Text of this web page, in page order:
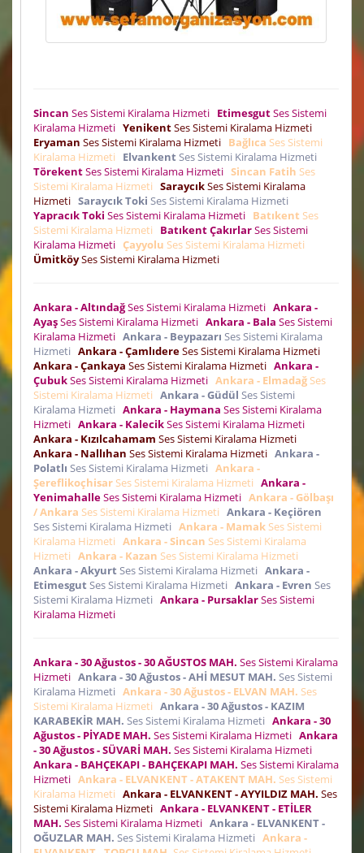
Sincan Ses Sistemi Kiralama Hizmeti EtimesgutSes Sistemi
Kiralama Hizmeti YenikentSes Sistemi Kiralama Hizmeti
Eryaman Ses Sistemi Kiralama Hizmeti Bağlıca Ses Sistemi
Kiralama Hizmeti
Elvankent Ses Sistemi Kiralama Hizmeti
TörekentSes Sistemi Kiralama Hizmeti Sincan Fatih Ses
Sistemi Kiralama Hizmeti SaraycıkSes Sistemi Kiralama
Hizmeti Saraycık Toki Ses Sistemi Kiralama Hizmeti
Yapracık Toki Ses Sistemi Kiralama Hizmeti Batıkent Ses
Sistemi Kiralama Hizmeti
Batıkent ÇakırlarSes Sistemi
Kiralama Hizmeti Çayyolu Ses Sistemi Kiralama Hizmeti
ÜmitköySes Sistemi Kiralama Hizmeti
Ankara - AltındağSes Sistemi Kiralama Hizmeti Ankara -
AyaşSes Sistemi Kiralama Hizmeti Ankara - Bala Ses Sistemi
Kiralama Hizmeti Ankara - Beypazarı Ses Sistemi Kiralama
Hizmeti Ankara - ÇamlıdereSes Sistemi Kiralama Hizmeti
Ankara - Çankaya Ses Sistemi Kiralama Hizmeti Ankara -
ÇubukSes Sistemi Kiralama Hizmeti Ankara - Elmadağ Ses
Sistemi Kiralama Hizmeti Ankara - Güdül Ses Sistemi
Kiralama Hizmeti Ankara - Haymana Ses Sistemi Kiralama
Hizmeti Ankara - KalecikSes Sistemi Kiralama Hizmeti
Ankara - Kızılcahamam Ses Sistemi Kiralama Hizmeti
Ankara - Nallıhan Ses Sistemi Kiralama Hizmeti Ankara -
Polatlı Ses Sistemi Kiralama Hizmeti Ankara -
Şereflikoçhisar Ses Sistemi Kiralama Hizmeti Ankara -
YenimahalleSes Sistemi Kiralama Hizmeti Ankara - Gölbaşı
/ Ankara Ses Sistemi Kiralama Hizmeti Ankara - Keçiören
Ses Sistemi Kiralama Hizmeti Ankara - Mamak Ses Sistemi
Kiralama Hizmeti Ankara - Sincan Ses Sistemi Kiralama
Hizmeti Ankara - Kazan Ses Sistemi Kiralama Hizmeti
Ankara - Akyurt Ses Sistemi Kiralama Hizmeti Ankara -
Etimesgut Ses Sistemi Kiralama Hizmeti Ankara - Evren Ses
Sistemi Kiralama Hizmeti Ankara - PursaklarSes Sistemi
Kiralama Hizmeti
Ankara - 30 Ağustos - 30 AĞUSTOS MAH. Ses Sistemi Kiralama
Hizmeti Ankara - 30 Ağustos - AHİ MESUT MAH. Ses Sistemi
Kiralama Hizmeti Ankara - 30 Ağustos - ELVAN MAH. Ses
Sistemi Kiralama Hizmeti Ankara - 30 Ağustos - KAZIM
KARABEKİR MAH. Ses Sistemi Kiralama Hizmeti Ankara - 30
Ağustos - PİYADE MAH. Ses Sistemi Kiralama Hizmeti Ankara
- 30 Ağustos - SÜVARİ MAH. Ses Sistemi Kiralama Hizmeti
Ankara - BAHÇEKAPI - BAHÇEKAPI MAH. Ses Sistemi Kiralama
Hizmeti Ankara - ELVANKENT - ATAKENT MAH. Ses Sistemi
Kiralama Hizmeti Ankara - ELVANKENT - AYYILDIZ MAH. Ses
Sistemi Kiralama Hizmeti Ankara - ELVANKENT - ETİLER
MAH. Ses Sistemi Kiralama Hizmeti Ankara - ELVANKENT -
OĞUZLAR MAH. Ses Sistemi Kiralama Hizmeti Ankara -